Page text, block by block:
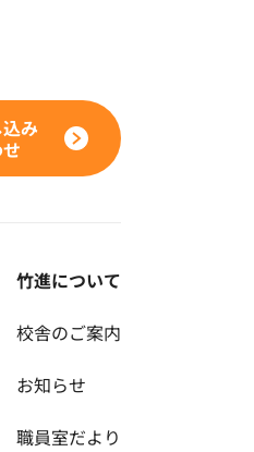
み
竹進について
校舎のご案内
お知らせ
職員室だより